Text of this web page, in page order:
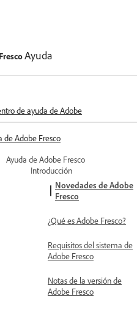
FrescoAyuda
de ayuda de Adobe
de Adobe Fresco
Ayuda de Adobe Fresco
Introducción
Novedades de Adobe
Fresco
¿Qué es Adobe Fresco?
Requisitos del sistema de
Adobe Fresco
Notas de la versión de
Adobe Fresco